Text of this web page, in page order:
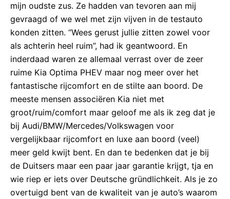
mijn oudste zus. Ze hadden van tevoren aan mij
gevraagd of we wel met zijn vijven in de testauto
konden zitten. “Wees gerust jullie zitten zowel voor
als achterin heel ruim”, had ik geantwoord. En
inderdaad waren ze allemaal verrast over de zeer
ruime Kia Optima PHEV maar nog meer over het
fantastische rijcomfort en de stilte aan boord. De
meeste mensen associëren Kia niet met
groot/ruim/comfort maar geloof me als ik zeg dat je
bij Audi/BMW/Mercedes/Volkswagen voor
vergelijkbaar rijcomfort en luxe aan boord (veel)
meer geld kwijt bent. En dan te bedenken dat je bij
de Duitsers maar een paar jaar garantie krijgt, tja en
wie riep er iets over Deutsche gründlichkeit. Als je zo
overtuigd bent van de kwaliteit van je auto’s waarom